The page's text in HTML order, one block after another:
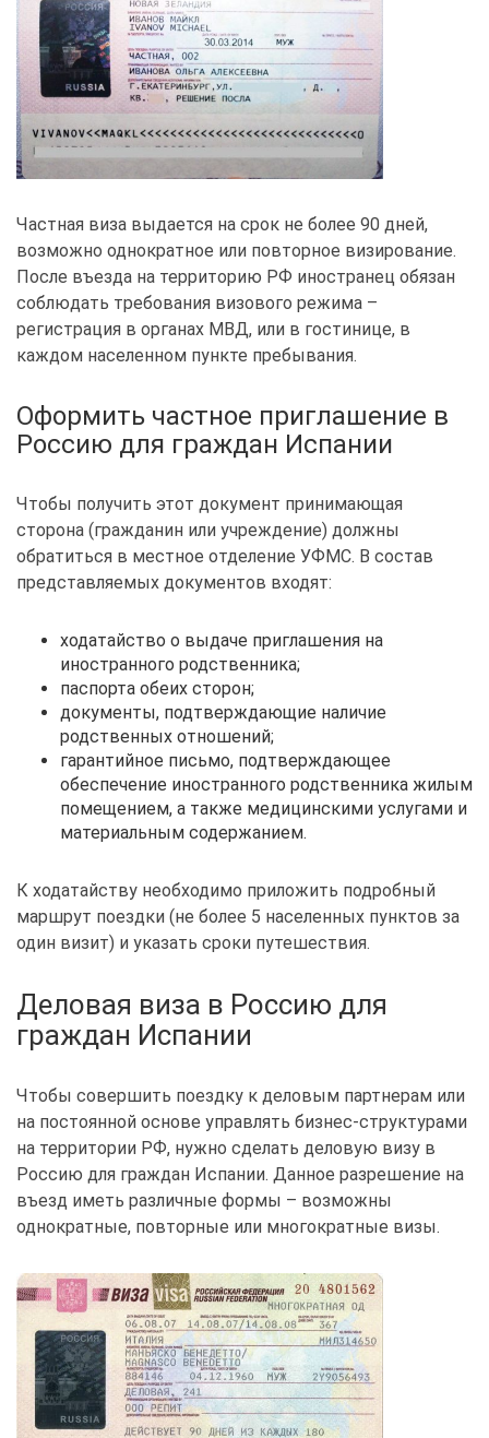
Частная виза выдается на срок не более 90 дней,
возможно однократное или повторное визирование.
После въезда на территорию РФ иностранец обязан
соблюдать требования визового режима –
регистрация в органах МВД, или в гостинице, в
каждом населенном пункте пребывания.
Оформить частное приглашение в
Россию для граждан Испании
Чтобы получить этот документ принимающая
сторона (гражданин или учреждение) должны
обратиться в местное отделение УФМС. В состав
представляемых документов входят:
ходатайство о выдаче приглашения на
иностранного родственника;
паспорта обеих сторон;
документы, подтверждающие наличие
родственных отношений;
гарантийное письмо, подтверждающее
обеспечение иностранного родственника жилым
помещением, а также медицинскими услугами и
материальным содержанием.
К ходатайству необходимо приложить подробный
маршрут поездки (не более 5 населенных пунктов за
один визит) и указать сроки путешествия.
Деловая виза в Россию для
граждан Испании
Чтобы совершить поездку к деловым партнерам или
на постоянной основе управлять бизнес-структурами
на территории РФ, нужно сделать деловую визу в
Россию для граждан Испании. Данное разрешение на
въезд иметь различные формы – возможны
однократные, повторные или многократные визы.